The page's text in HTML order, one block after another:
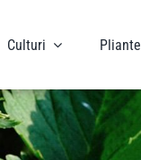
Culturi Pliante